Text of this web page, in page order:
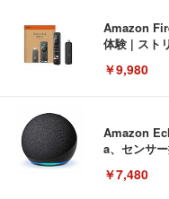
Amazon
体験 | スト
￥9,980
Amazon
a、センサ
￥7,480